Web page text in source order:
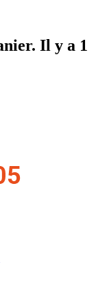
Il y a 1